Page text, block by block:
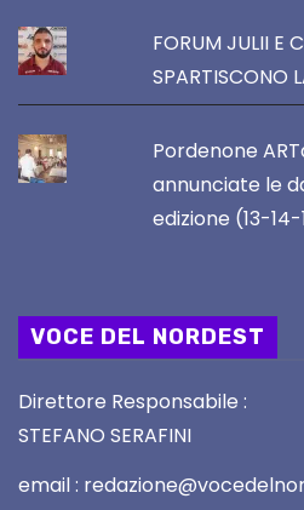
FORUM JULII E
SPARTISCONO
Pordenone
annunciate le
edizione (13-
VOCE DEL NORDEST
Direttore Responsabile :
STEFANO SERAFINI
email :